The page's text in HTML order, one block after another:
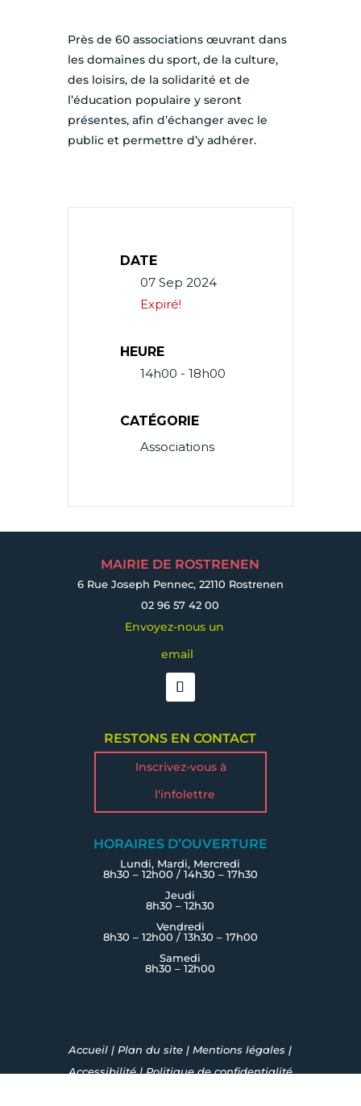
Près de 60 associations œuvrant dans
les domaines du sport, de la culture,
des loisirs, de la solidarité et de
l’éducation populaire y seront
présentes, afin d’échanger avec le
public et permettre d’y adhérer.
DATE
07 Sep 2024
Expiré!
HEURE
14h00 - 18h00
CATÉGORIE
Associations
MAIRIE DE ROSTRENEN
6 Rue Joseph Pennec, 22110 Rostrenen
02 96 57 42 00
Envoyez-nous un
email
RESTONS EN CONTACT
Inscrivez-vous à
l'infolettre
HORAIRES D’OUVERTURE
Lundi, Mardi, Mercredi
8h30 – 12h00 / 14h30 – 17h30
Jeudi
8h30 – 12h30
Vendredi
8h30 – 12h00 / 13h30 – 17h00
Samedi
8h30 – 12h00
Accueil | Plan du site | Mentions légales |
Accessibilité|Politique de confidentialité